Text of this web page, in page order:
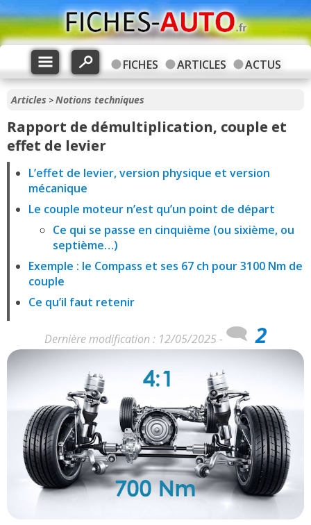
FICHES ARTICLES ACTUS
Articles >Notions techniques
Rapport de démultiplication, couple et
effet de levier
L’effet de levier, version physique et version
mécanique
Le couple moteur n’est qu’un point de départ
Ce qui se passe en cinquième (ou sixième, ou
septième…)
Exemple : le Compass et ses 67 ch pour 3100 Nm de
couple
Ce qu’il faut retenir
Dernière modification : 12/05/2025 - 2